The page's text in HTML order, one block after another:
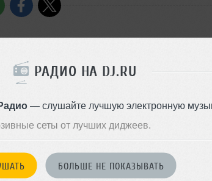
РАДИО НА DJ.RU
— слушайте лучшую электронную
сеты от лучших диджеев.
БОЛЬШЕ НЕ ПОКАЗЫВАТЬ